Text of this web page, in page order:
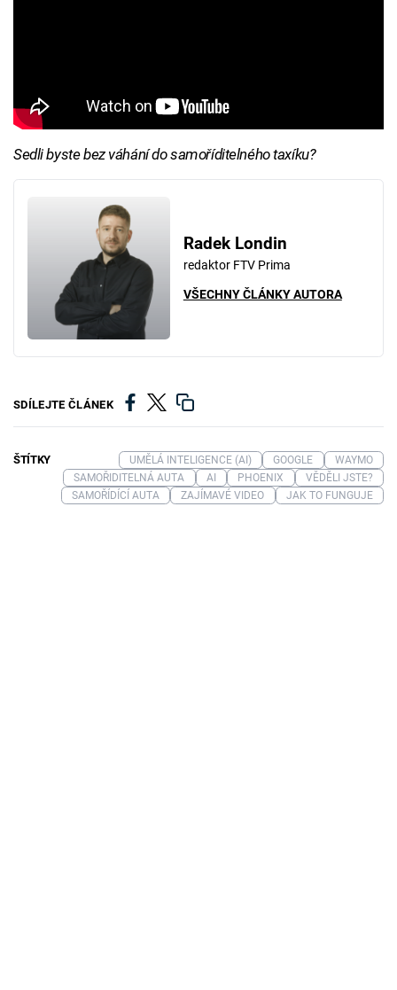
Sedli byste bez váhání do samoříditelného taxíku?
Radek Londin
redaktor FTV Prima
VŠECHNY ČLÁNKY AUTORA
SDÍLEJTE ČLÁNEK
ŠTÍTKY UMĚLÁ INTELIGENCE (AI) GOOGLE
WAYMO
SAMOŘIDITELNÁ AUTA
AI PHOENIX
VĚDĚLI JSTE?
SAMOŘÍDÍCÍ AUTA
ZAJÍMAVÉ VIDEO JAK TO FUNGUJE